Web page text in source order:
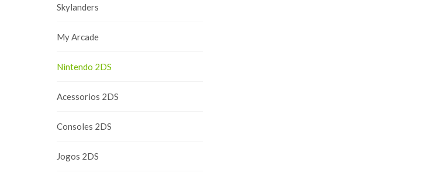
Skylanders
My Arcade
Nintendo 2DS
Acessorios 2DS
Consoles 2DS
Jogos 2DS